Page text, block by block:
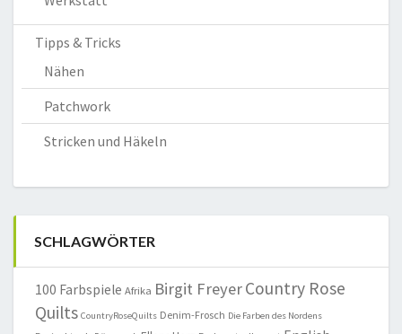
Tipps & Tricks
Nähen
Patchwork
Stricken und Häkeln
SCHLAGWÖRTER
100 Farbspiele Afrika Birgit FreyerCountry Rose
Quilts CountryRoseQuilts Denim-Frosch Die Farben des Nordens